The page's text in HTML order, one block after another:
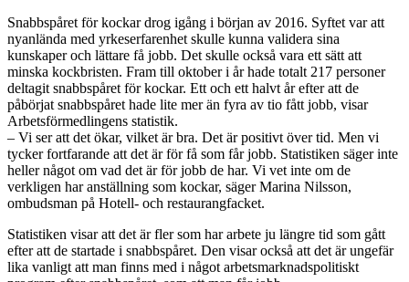
Snabbspåret för kockar drog igång i början av 2016. Syftet var att
nyanlända med yrkeserfarenhet skulle kunna validera sina
kunskaper och lättare få jobb. Det skulle också vara ett sätt att
minska kockbristen. Fram till oktober i år hade totalt 217 personer
deltagit snabbspåret för kockar. Ett och ett halvt år efter att de
påbörjat snabbspåret hade lite mer än fyra av tio fått jobb, visar
Arbetsförmedlingens statistik.
– Vi ser att det ökar, vilket är bra. Det är positivt över tid. Men vi
tycker fortfarande att det är för få som får jobb. Statistiken säger inte
heller något om vad det är för jobb de har. Vi vet inte om de
verkligen har anställning som kockar, säger Marina Nilsson,
ombudsman på Hotell- och restaurangfacket.
Statistiken visar att det är fler som har arbete ju längre tid som gått
efter att de startade i snabbspåret. Den visar också att det är ungefär
lika vanligt att man finns med i något arbetsmarknadspolitiskt